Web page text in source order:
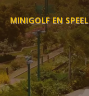
MINIGOLF EN